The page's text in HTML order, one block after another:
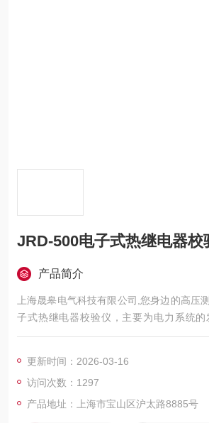
JRD-500电子式热继电器校
产品简介
上海晟皋电气科技有限公司,您身边的高压
子式热继电器校验仪，主要为电力系统的
门，科研机构与电力设备相关的生产企业
更新时间：2026-03-16
访问次数：1297
产品地址：上海市宝山区沪太路8885号